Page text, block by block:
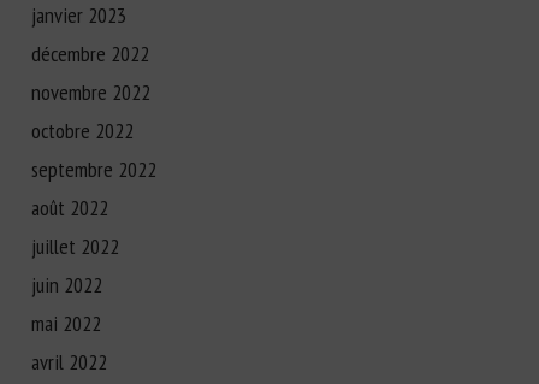
janvier 2023
décembre 2022
novembre 2022
octobre 2022
septembre 2022
août 2022
juillet 2022
juin 2022
mai 2022
avril 2022